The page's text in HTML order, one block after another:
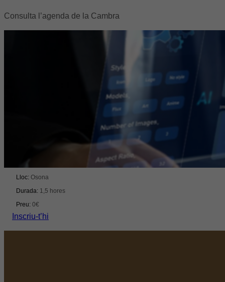
Consulta l’agenda de la Cambra
IA aplicada per a directius: agilitat, productivitat i
Del 09/09/2026 al 09/09/2026
Lloc: Osona
Durada: 1,5 hores
Preu: 0€
Inscriu-t’hi